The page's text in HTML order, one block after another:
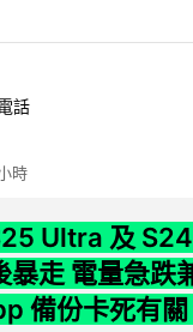
話
時
Ultra 及
走 電量急跌
備份卡死有關